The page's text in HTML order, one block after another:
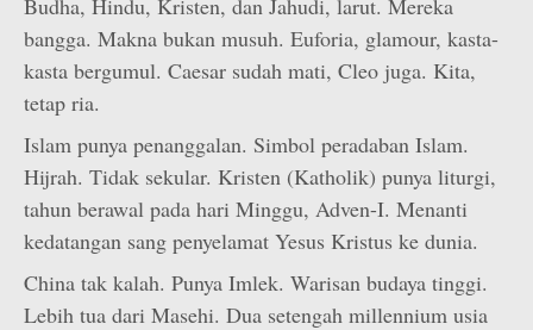
Budha, Hindu, Kristen, dan Jahudi, larut. Mereka
bangga. Makna bukan musuh. Euforia, glamour, kasta-
kasta bergumul. Caesar sudah mati, Cleo juga. Kita,
tetap ria.
Islam punya penanggalan. Simbol peradaban Islam.
Hijrah. Tidak sekular. Kristen (Katholik) punya liturgi,
tahun berawal pada hari Minggu, Adven-I. Menanti
kedatangan sang penyelamat Yesus Kristus ke dunia.
China tak kalah. Punya Imlek. Warisan budaya tinggi.
Lebih tua dari Masehi. Dua setengah millennium usia